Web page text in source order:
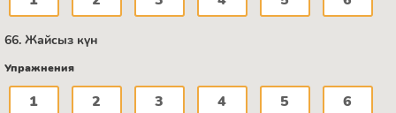
66. Жайсыз күн
Упражнения
1 2 3 4 5 6